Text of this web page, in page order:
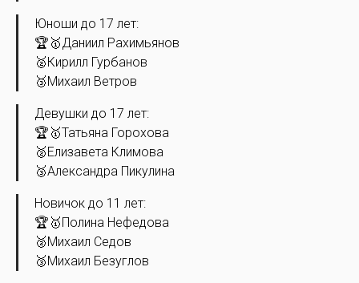
Юноши до 17 лет:
🏆🥇Даниил Рахимьянов
🥈Кирилл Гурбанов
🥉Михаил Ветров
Девушки до 17 лет:
🏆🥇Татьяна Горохова
🥈Елизавета Климова
🥉Александра Пикулина
Новичок до 11 лет:
🏆🥇Полина Нефедова
🥈Михаил Седов
🥉Михаил Безуглов